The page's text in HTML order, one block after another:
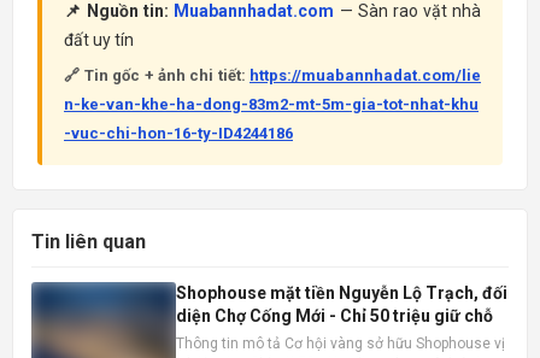
📌 Nguồn tin: Muabannhadat.com — Sàn rao vặt nhà
đất uy tín
🔗 Tin gốc + ảnh chi tiết: https://muabannhadat.com/lie
n-ke-van-khe-ha-dong-83m2-mt-5m-gia-tot-nhat-khu
-vuc-chi-hon-16-ty-ID4244186
Tin liên quan
Shophouse mặt tiền Nguyễn Lộ Trạch, đối
diện Chợ Cống Mới - Chỉ 50 triệu giữ chỗ
Thông tin mô tả Cơ hội vàng sở hữu Shophouse vị